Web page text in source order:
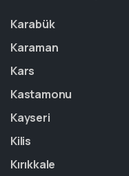
Karabük
Karaman
Kars
Kastamonu
Kayseri
Kilis
Kırıkkale